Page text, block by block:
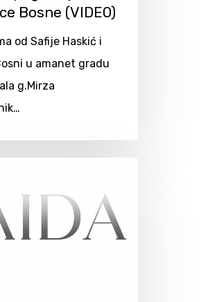
Bosne (VIDEO)
od Safije Haskić i
u amanet gradu
g.Mirza